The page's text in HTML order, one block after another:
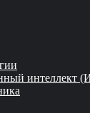
интеллект